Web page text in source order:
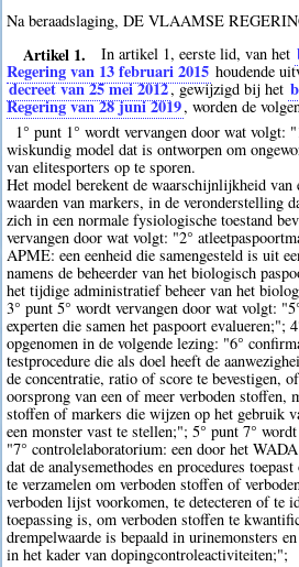
Na beraadslaging, DE VLAAMSE
Artikel 1. In artikel 1, eerste lid, van het
Regering van 13 februari 2015 houdende
decreet van 25 mei 2012, gewijzigd bij het
Regering van 28 juni 2019, worden de
1° punt 1° wordt vervangen door wat volgt:
wiskundig model dat is ontworpen om
van elitesporters op te sporen.
Het model berekent de waarschijnlijkheid
waarden van markers, in de veronderstelling
zich in een normale fysiologische toestand
vervangen door wat volgt: "2°
APME: een eenheid die samengesteld is uit
namens de beheerder van het biologisch
het tijdige administratief beheer van het
3° punt 5° wordt vervangen door wat volgt:
experten die samen het paspoort evalueren;";
opgenomen in de volgende lezing: "6°
testprocedure die als doel heeft de
de concentratie, ratio of score te bevestigen,
oorsprong van een of meer verboden stoffen,
stoffen of markers die wijzen op het gebruik
een monster vast te stellen;"; 5° punt 7°
"7° controlelaboratorium: een door het
dat de analysemethodes en procedures
te verzamelen om verboden stoffen of
verboden lijst voorkomen, te detecteren of te
toepassing is, om verboden stoffen te
drempelwaarde is bepaald in urinemonsters
in het kader van dopingcontroleactiviteiten;";